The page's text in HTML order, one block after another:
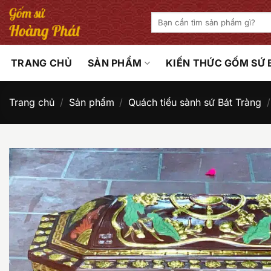
Bỏ
qua
nội
Tìm
kiếm:
TRANG CHỦ SẢN PHẨM KIẾN THỨC GỐM SỨ
Trang chủ / Sản phẩm / Quách tiểu sành sứ Bát Tràng /